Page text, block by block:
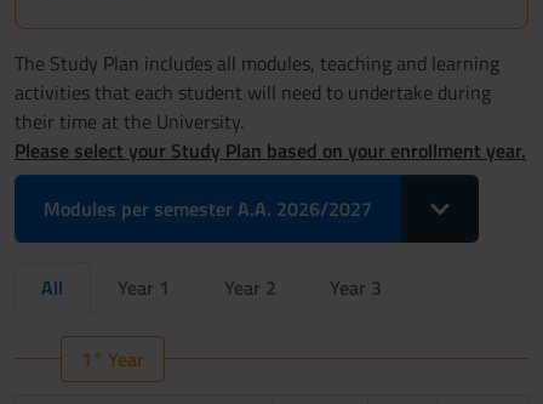
The Study Plan includes all modules, teaching and learning
activities that each student will need to undertake during
their time at the University.
Please select your Study Plan based on your enrollment year.
Modules per semester A.A. 2026/2027
Toggle
All Year 1 Year 2 Year 3
1° Year